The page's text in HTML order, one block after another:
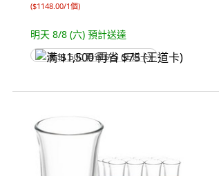
($1148.00/1個)
明天 8/8 (六) 預計送達
满 $1,500 再省 $75 (王道卡)